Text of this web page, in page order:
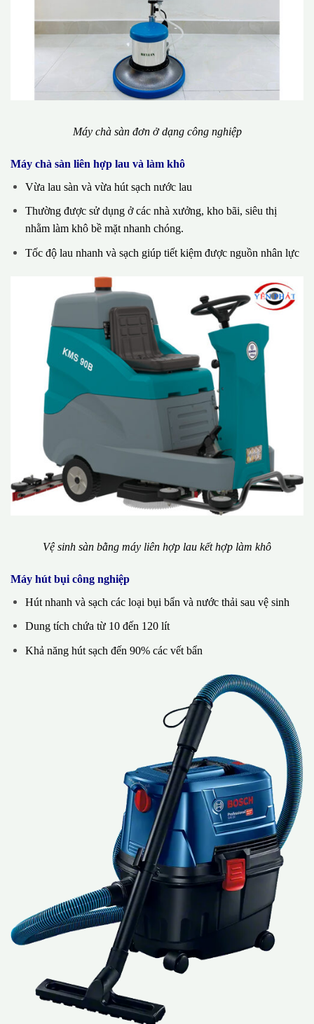
Máy chà sàn đơn ở dạng công nghiệp
Máy chà sàn liên hợp lau và làm khô
Vừa lau sàn và vừa hút sạch nước lau
Thường được sử dụng ở các nhà xưởng, kho bãi, siêu thị
nhằm làm khô bề mặt nhanh chóng.
Tốc độ lau nhanh và sạch giúp tiết kiệm được nguồn nhân lực
Vệ sinh sàn bằng máy liên hợp lau kết hợp làm khô
Máy hút bụi công nghiệp
Hút nhanh và sạch các loại bụi bẩn và nước thải sau vệ sinh
Dung tích chứa từ 10 đến 120 lít
Khả năng hút sạch đến 90% các vết bẩn